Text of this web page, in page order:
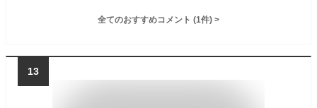
全てのおすすめコメント (1件) >
13